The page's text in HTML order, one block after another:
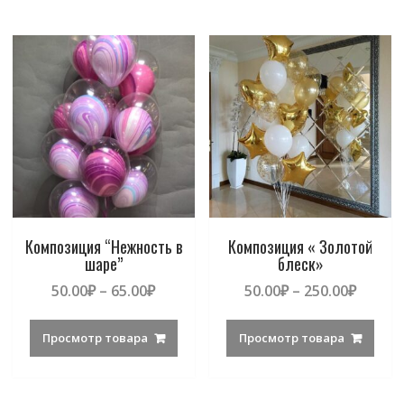
Композиция “Нежность в
шаре”
50.00₽– 65.00₽
Просмотр товара
Композиция « Золотой
блеск»
50.00₽– 250.00₽
Просмотр товара